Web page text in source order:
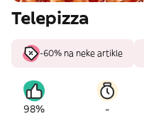
Telepizza
-60% na neke artikle
98% -